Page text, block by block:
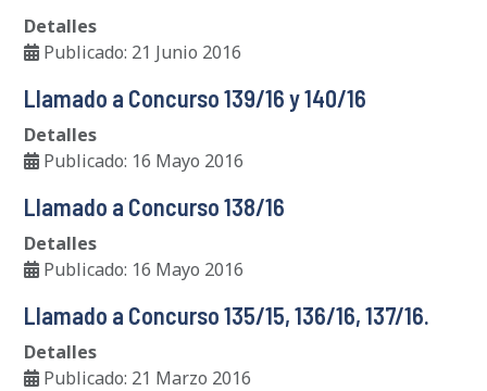
Detalles
Publicado: 21 Junio 2016
Llamado a Concurso 139/16 y 140/16
Detalles
Publicado: 16 Mayo 2016
Llamado a Concurso 138/16
Detalles
Publicado: 16 Mayo 2016
Llamado a Concurso 135/15, 136/16, 137/16.
Detalles
Publicado: 21 Marzo 2016